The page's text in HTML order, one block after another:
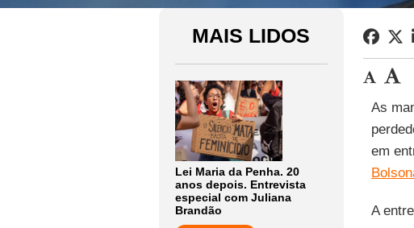
MAIS LIDOS
Lei Maria da Penha. 20
anos depois. Entrevista
especial com Juliana
Brandão
As
em
A